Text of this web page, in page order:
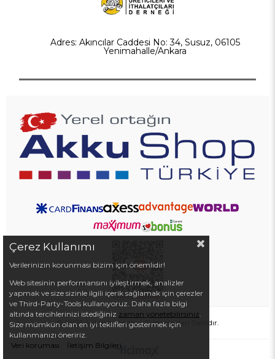
Adres: Akıncılar Caddesi No: 34, Susuz, 06105
Yenimahalle/Ankara
© 2025 Akkushop.com - Tüm Hakları Saklıdır.
Çerez Kullanımı
Verilerinizin korunması bizim için önemlidir!
Web sitesinin performansını iyileştirmek, analizler
yapmak ve size sizinle ilgili içerik sağlamak için çerezler
ve Third-Party-Tools kullanıyoruz. Daha fazla bilgi
altında tercihlerinizi istediğiniz zaman yönetebilirsiniz.
Size mümkün olan en iyi teklifleri göstermek için
kullanmanızı öneririz.
Veri koruması
İletişim Bilgileri